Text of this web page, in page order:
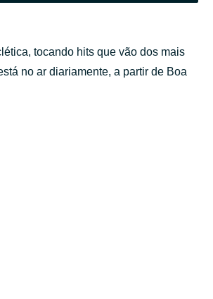
tocando hits que vão dos mais
no ar diariamente, a partir de Boa